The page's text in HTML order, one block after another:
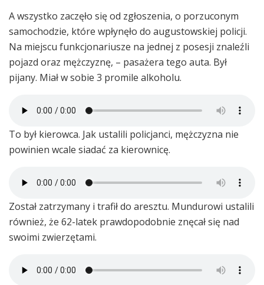
A wszystko zaczęło się od zgłoszenia, o porzuconym
samochodzie, które wpłynęło do augustowskiej policji.
Na miejscu funkcjonariusze na jednej z posesji znaleźli
pojazd oraz mężczyznę, – pasażera tego auta. Był
pijany. Miał w sobie 3 promile alkoholu.
To był kierowca. Jak ustalili policjanci, mężczyzna nie
powinien wcale siadać za kierownicę.
Został zatrzymany i trafił do aresztu. Mundurowi ustalili
również, że 62-latek prawdopodobnie znęcał się nad
swoimi zwierzętami.